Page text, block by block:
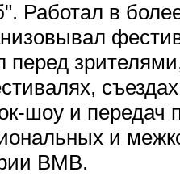
Работал в
перед
шоу и передач
и
ВМВ.